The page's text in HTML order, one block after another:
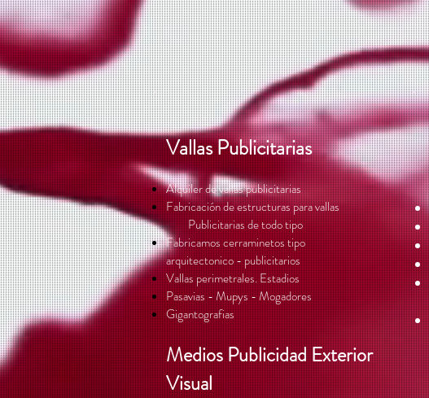
Vallas Publicitarias
Alquiler de vallas publicitarias
Fabricación de estructuras para vallas
Publicitarias de todo tipo
Fabricamos cerraminetos tipo
arquitectonico - publicitarios
Vallas perimetrales. Estadios
Pasavias - Mupys - Mogadores
Gigantografias
Medios Publicidad Exterior
Visual